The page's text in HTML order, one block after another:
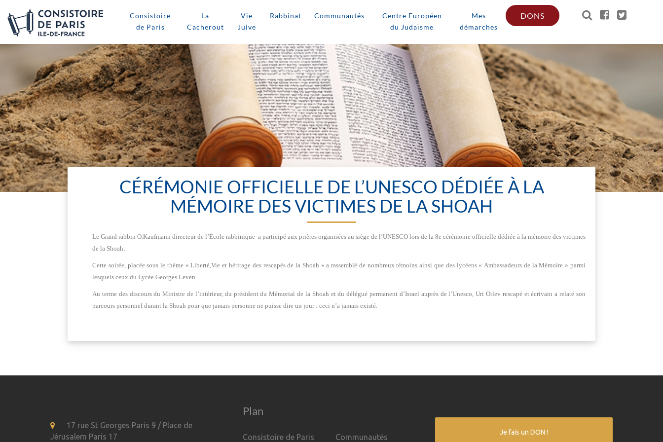
Consistoire
de Paris
La
Cacherout
Vie
Juive
Rabbinat Communautés
Centre Européen
du Judaïsme
Mes
démarches
DONS
CÉRÉMONIE OFFICIELLE DE L’UNESCO DÉDIÉE À LA
MÉMOIRE DES VICTIMES DE LA SHOAH
Le Grand rabbin O.Kaufmann directeur de l’École rabbinique a participé aux prières organisées au siège de l’UNESCO lors de la 8e cérémonie officielle dédiée à la mémoire des victimes
de la Shoah;
Cette soirée, placée sous le thème « Liberté,Vie et héritage des rescapés de la Shoah » a rassemblé de nombreux témoins ainsi que des lycéens « Ambassadeurs de la Mémoire » parmi
lesquels ceux du Lycée Georges Leven.
Au terme des discours du Ministre de l’intérieur, du président du Mémorial de la Shoah et du délégué permanent d’Israel auprès de l’Unesco, Uri Orlev rescapé et écrivain a relaté son
parcours personnel durant la Shoah pour que jamais personne ne puisse dire un jour : ceci n’a jamais existé.
17 rue St Georges Paris 9 / Place de
Jérusalem Paris 17
Plan
Consistoire de Paris Communautés
Je fais un DON !